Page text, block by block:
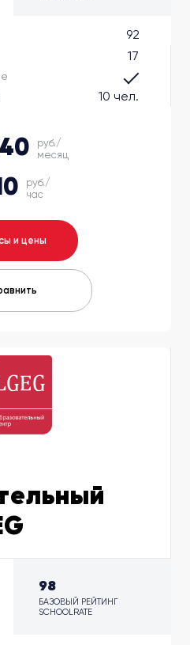
92
17
10 чел.
руб./
месяц
руб./
час
и цены
98
БАЗОВЫЙ РЕЙТИНГ
SCHOOLRATE